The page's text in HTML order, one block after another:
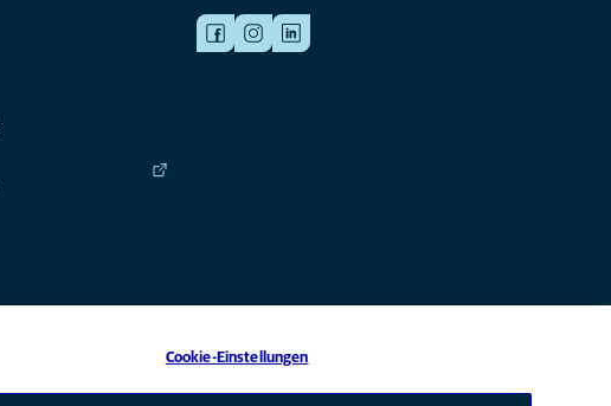
Cookie-Einstellungen